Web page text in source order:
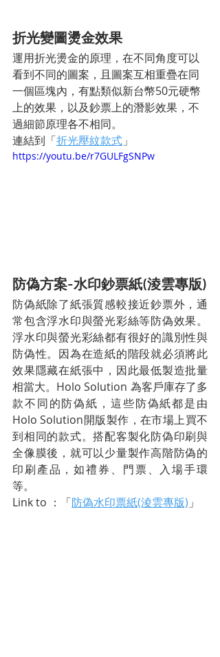
折光變圖燙金效果
運用折光燙金的原理，在不同角度可以
看到不同的圖案，且圖案互相重疊在同
一個區塊內，有點類似新台幣50元硬幣
上的效果，以及鈔票上的潛影效果，不
過細節原理各不相同。
連結到「折光壓紋款式 」
https://youtu.be/r7GULFgSNPw
防偽方案-水印鈔票紙(淩雲專版)
防偽紙除了紙張質感較接近鈔票外，通
常包含浮水印與螢光彩絲等防偽效果。
浮水印與螢光彩絲都有很好的識別性與
防偽性。因為在造紙的階段就必須將此
效果隱藏在紙張中，因此最低製造批量
相當大。Holo Solution 為客戶庫存了多
款不同的防偽紙，這些防偽紙都是由
Holo Solution開版製作，在市場上買不
到相同的款式。搭配客製化防偽印刷與
全像膜後，就可以少量製作高階防偽的
印刷產品，如禮券、門票、入場手環
等。
Link to ：「防偽水印票紙(淩雲專版) 」